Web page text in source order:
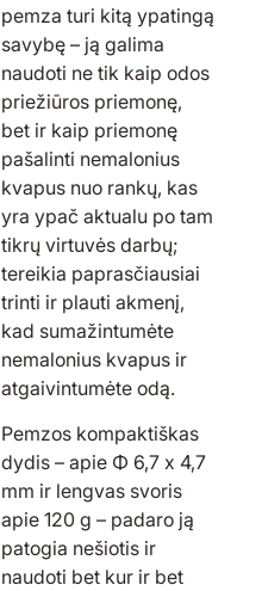
pemza turi kitą ypatingą
savybę – ją galima
naudoti ne tik kaip odos
priežiūros priemonę,
bet ir kaip priemonę
pašalinti nemalonius
kvapus nuo rankų, kas
yra ypač aktualu po tam
tikrų virtuvės darbų;
tereikia paprasčiausiai
trinti ir plauti akmenį,
kad sumažintumėte
nemalonius kvapus ir
atgaivintumėte odą.
Pemzoskompaktiškas
dydis – apie Φ 6,7 x 4,7
mm ir lengvas svoris
apie 120 g – padaro ją
patogia nešiotis ir
naudoti bet kur ir bet